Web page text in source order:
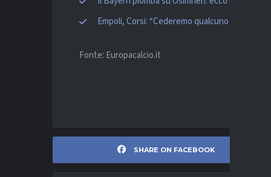
Empoli, Corsi: “Cederemo qualcuno
Fonte: Europacalcio.it
SHARE ON FACEBOOK